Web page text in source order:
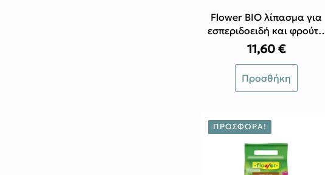
προϊόντος
Flower ΒΙΟ λίπασμα για
εσπεριδοειδή και φρούτα
2kg
11,60€
Προσθήκη
ΠΡΟΣΦΟΡΆ!